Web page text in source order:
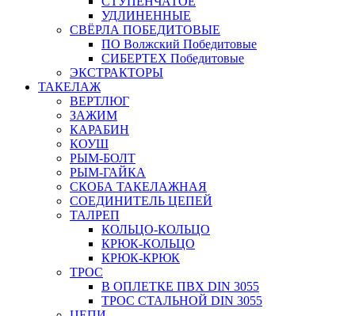
УДЛИНЕННЫЕ
СВЁРЛА ПОБЕДИТОВЫЕ
ПО Волжский Победитовые
СИБЕРТЕХ Победитовые
ЭКСТРАКТОРЫ
ТАКЕЛАЖ
ВЕРТЛЮГ
ЗАЖИМ
КАРАБИН
КОУШ
РЫМ-БОЛТ
РЫМ-ГАЙКА
СКОБА ТАКЕЛАЖНАЯ
СОЕДИНИТЕЛЬ ЦЕПЕЙ
ТАЛРЕП
КОЛЬЦО-КОЛЬЦО
КРЮК-КОЛЬЦО
КРЮК-КРЮК
ТРОС
В ОПЛЕТКЕ ПВХ DIN 3055
ТРОС СТАЛЬНОЙ DIN 3055